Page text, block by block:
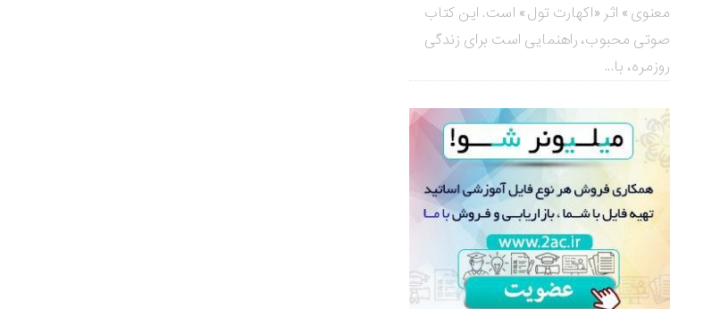
معنوی» اثر «اکهارت تول» است. این کتاب
صوتی محبوب، راهنمایی است برای زندگی
روزمره، با...